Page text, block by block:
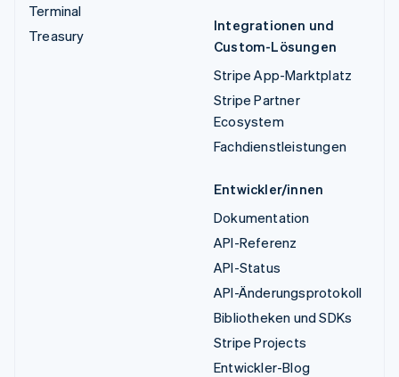
Terminal
Treasury
Integrationen und
Custom-Lösungen
Stripe App-Marktplatz
Stripe Partner
Ecosystem
Fachdienstleistungen
Entwickler/innen
Dokumentation
API-Referenz
API-Status
API-Änderungsprotokoll
Bibliotheken und SDKs
Stripe Projects
Entwickler-Blog